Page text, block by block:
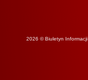
2026 © Biuletyn